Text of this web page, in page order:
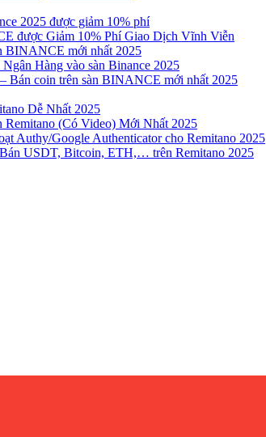
2025 được giảm 10% phí
được Giảm 10% Phí Giao Dịch Vĩnh Viễn
BINANCE mới nhất 2025
Hàng vào sàn Binance 2025
Bán coin trên sàn BINANCE mới nhất 2025
Dễ Nhất 2025
(Có Video) Mới Nhất 2025
Authy/Google Authenticator cho Remitano 2025
USDT, Bitcoin, ETH,… trên Remitano 2025